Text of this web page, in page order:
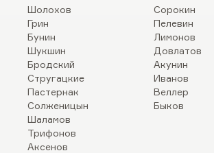
Шолохов
Грин
Бунин
Шукшин
Бродский
Стругацкие
Пастернак
Солженицын
Шаламов
Трифонов
Аксенов
Сорокин
Пелевин
Лимонов
Довлатов
Акунин
Иванов
Веллер
Быков